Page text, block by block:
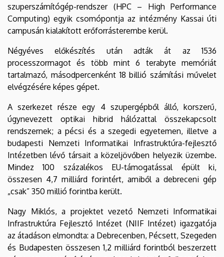
szuperszámítógép-rendszer (HPC – High Performance
Computing) egyik csomópontja az intézmény Kassai úti
campusán kialakított erőforrásterembe kerül.
Négyéves előkészítés után adták át az 1536
processzormagot és több mint 6 terabyte memóriát
tartalmazó, másodpercenként 18 billió számítási művelet
elvégzésére képes gépet.
A szerkezet része egy 4 szupergépből álló, korszerű,
úgynevezett optikai hibrid hálózattal összekapcsolt
rendszernek; a pécsi és a szegedi egyetemen, illetve a
budapesti Nemzeti Informatikai Infrastruktúra-fejlesztő
Intézetben lévő társait a közeljövőben helyezik üzembe.
Mindez 100 százalékos EU-támogatással épült ki,
összesen 4,7 milliárd forintért, amiből a debreceni gép
„csak” 350 millió forintba került.
Nagy Miklós, a projektet vezető Nemzeti Informatikai
Infrastruktúra Fejlesztő Intézet (NIIF Intézet) igazgatója
az átadáson elmondta: a Debrecenben, Pécsett, Szegeden
és Budapesten összesen 1,2 milliárd forintból beszerzett